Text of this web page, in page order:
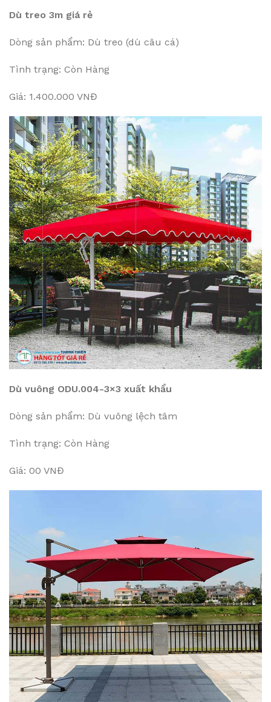
Dù treo 3m giá rẻ
Dòng sản phẩm: Dù treo (dù câu cá)
Tình trạng: Còn Hàng
Giá: 1.400.000 VNĐ
Dù vuông ODU.004-3×3 xuất khẩu
Dòng sản phẩm: Dù vuông lệch tâm
Tình trạng: Còn Hàng
Giá: 00 VNĐ